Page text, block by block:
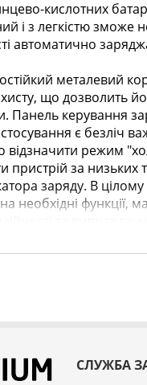
кислотних
і з легкістю зможе
автоматично
металевий
що дозволить
Панель керування
є безліч
відзначити режим
пристрій за низьких
заряду. В
необхідні функції,
та виправдану
СЛУЖБА